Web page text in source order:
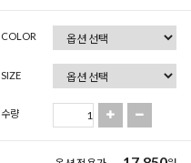
COLOR
SIZE
수량